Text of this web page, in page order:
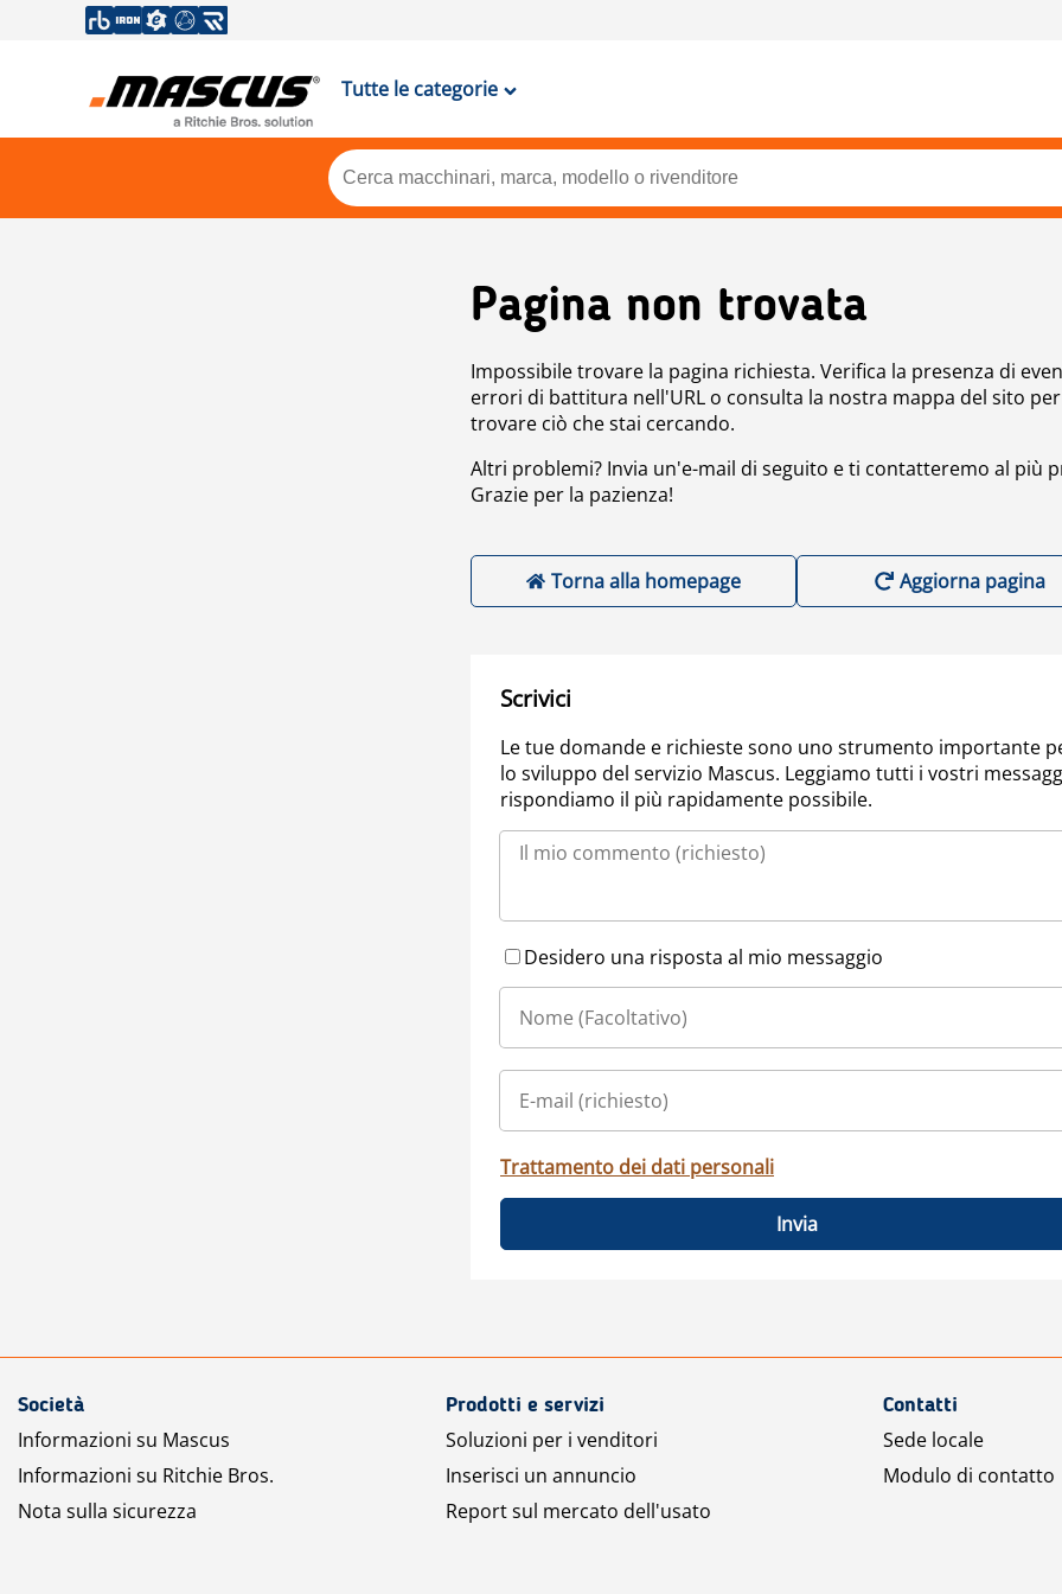
Tutte le categorie
Pagina non trovata
Impossibile trovare la pagina richiesta. Verifica la presenza di
errori di battitura nell'URL o consulta la nostra mappa del sito per
trovare ciò che stai cercando.
Altri problemi? Invia un'e-mail di seguito e ti contatteremo al più
Grazie per la pazienza!
Torna alla homepage Aggiorna pagina
Scrivici
Le tue domande e richieste sono uno strumento importante
lo sviluppo del servizio Mascus. Leggiamo tutti i vostri
rispondiamo il più rapidamente possibile.
Desidero una risposta al mio messaggio
Trattamento dei dati personali
Invia
Società
Informazioni su Mascus
Informazioni su Ritchie Bros.
Nota sulla sicurezza
Prodotti e servizi
Soluzioni per i venditori
Inserisci un annuncio
Report sul mercato dell'usato
Contatti
Sede locale
Modulo di contatto